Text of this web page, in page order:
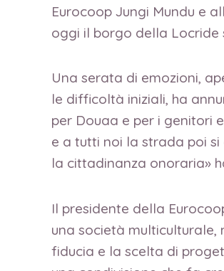
Eurocoop Jungi Mundu e
oggi il borgo della Locride
Una serata di emozioni,
le difficoltà iniziali, ha
per Douaa e per i genitori
e a tutti noi la strada poi
la cittadinanza onoraria»
Il presidente della
una società
fiducia e la scelta di